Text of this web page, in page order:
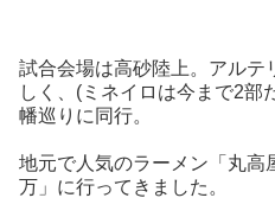
試合会場は高砂陸上。アルテ
しく、(ミネイロは今まで2部
幡巡りに同行。
地元で人気のラーメン「丸高
万」に行ってきました。